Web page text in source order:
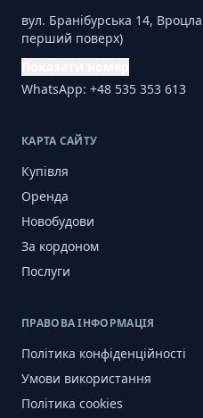
вул. Бранібурська 14,
перший поверх)
WhatsApp: +48 535 353 613
КАРТА САЙТУ
Купівля
Оренда
Новобудови
За кордоном
Послуги
ПРАВОВА ІНФОРМАЦІЯ
Політика конфіденційності
Умови використання
Політика cookies